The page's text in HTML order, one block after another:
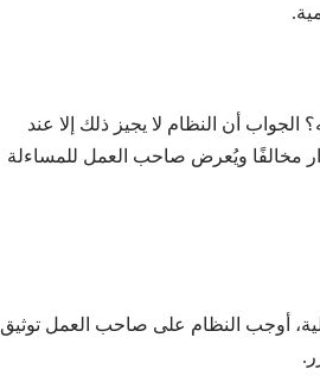
أن النظام لا يجيز ذلك إلا عند
وإلا اعتبر القرار مخالفًا ويُعرض صاحب العمل للمساءلة
أوجب النظام على صاحب العمل توثيق